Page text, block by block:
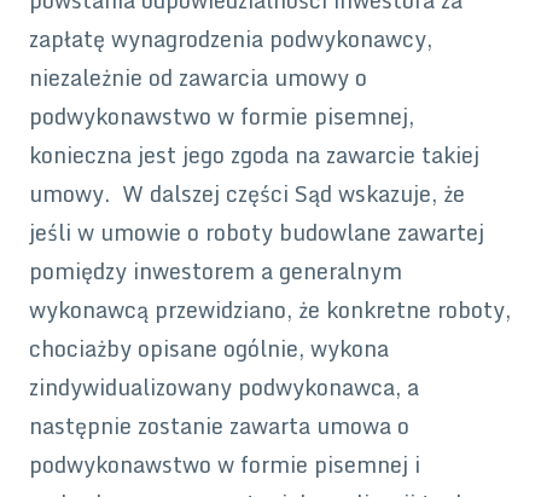
zapłatę wynagrodzenia podwykonawcy,
niezależnie od zawarcia umowy o
podwykonawstwo w formie pisemnej,
konieczna jest jego zgoda na zawarcie takiej
umowy. W dalszej części Sąd wskazuje, że
jeśli w umowie o roboty budowlane zawartej
pomiędzy inwestorem a generalnym
wykonawcą przewidziano, że konkretne roboty,
chociażby opisane ogólnie, wykona
zindywidualizowany podwykonawca, a
następnie zostanie zawarta umowa o
podwykonawstwo w formie pisemnej i